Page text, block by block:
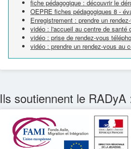
fiche pédagogique : découvrir le
OEPRE fiches pédagogiques 8 -
Enregistrement : prendre un
vidéo : l'accueil au centre de santé
vidéo : prise de rendez-vous
vidéo : prendre un rendez-vous au
Ils soutiennent le RADyA